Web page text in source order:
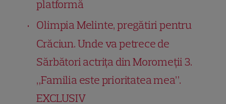
platformă
Olimpia Melinte, pregătiri pentru
Crăciun. Unde va petrece de
Sărbători actrița din Moromeții 3.
„Familia este prioritatea mea”.
EXCLUSIV